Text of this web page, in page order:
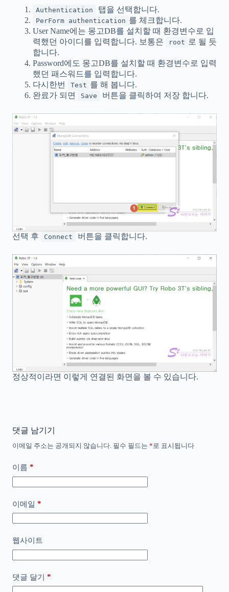
Authentication 탭을 선택합니다.
PerForm authentication 를 체크합니다.
User Name에는 몽고DB를 설치할 때 환경변수로 입
력했던 아이디를 입력합니다. 보통은
root
로 될 듯
합니다.
Password에도 몽고DB를 설치할 때 환경변수로 입력
했던 패스워드를 입력합니다.
다시한번
Test 를 해 봅니다.
완료가 되면
Save 버튼을 클릭하여 저장 합니다.
선택 후 Connect 버튼을 클릭합니다.
정상적이라면 이렇게 연결된 화면을 볼 수 있습니다.
댓글 남기기
이메일 주소는 공개되지 않습니다. 필수 필드는 *로 표시됩니다
이름 *
이메일 *
웹사이트
댓글 달기 *